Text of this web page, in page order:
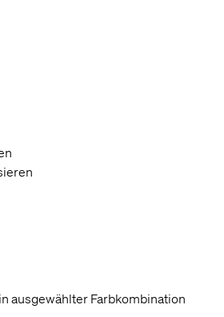
ausgewählter Farbkombination